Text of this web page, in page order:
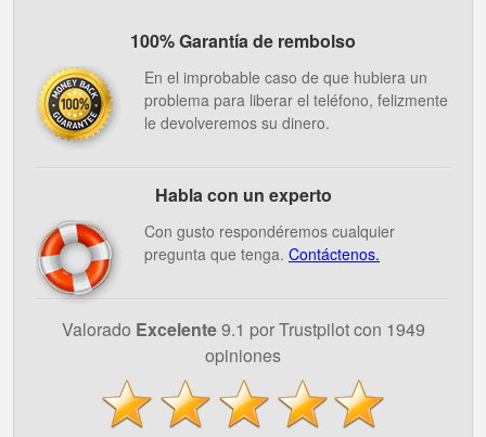
100% Garantía de rembolso
En el improbable caso de que hubiera un
problema para liberar el teléfono, felizmente
le devolveremos su dinero.
Habla con un experto
Con gusto respondéremos cualquier
pregunta que tenga. Contáctenos.
Valorado Excelente9.1 por Trustpilot con 1949
opiniones